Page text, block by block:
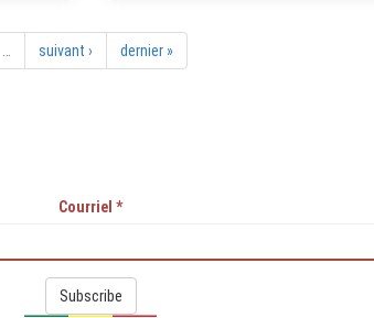
… suivant › dernier »
Courriel *
Subscribe